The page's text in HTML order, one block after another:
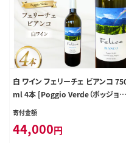
白 ワイン フェリーチェ ビアンコ
ml 4本 [Poggio Verde（ポッジョ
ヴェルデ） 長野県 池田町 4811068
2] 白ワイン わいん 国産ぶどう使用
お酒 酒 アルコール
寄付金額
44,000円